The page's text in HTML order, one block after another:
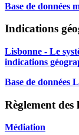
Base de données
Indications
Lisbonne - Le
indications
Base de données
Règlement
Médiation